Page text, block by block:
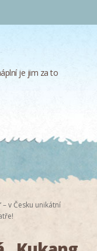
je jim za to
v Česku unikátní